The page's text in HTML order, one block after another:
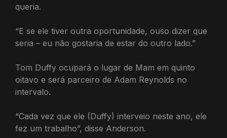
queria.
“E se ele tiver outra oportunidade, ouso dizer que
seria – eu não gostaria de estar do outro lado.”
Tom Duffy ocupará o lugar de Mam em quinto
oitavo e será parceiro de Adam Reynolds no
intervalo.
“Cada vez que ele (Duffy) interveio neste ano, ele
fez um trabalho”, disse Anderson.